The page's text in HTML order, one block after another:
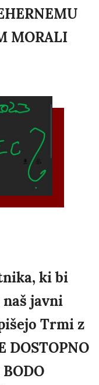
MORALI
ki bi
javni
Trmi z
DOSTOPNO